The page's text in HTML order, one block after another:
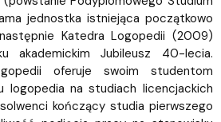
jednostka istniejąca początkowo
Katedra Logopedii (2009)
akademickim Jubileusz 40-lecia.
oferuje swoim studentom
logopedia na studiach licencjackich
kończący studia pierwszego